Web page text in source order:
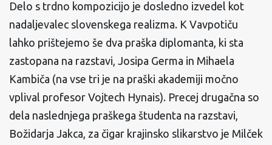
Delo s trdno kompozicijo je dosledno izvedel kot
nadaljevalec slovenskega realizma. K Vavpotiču
lahko prištejemo še dva praška diplomanta, ki sta
zastopana na razstavi, Josipa Germa in Mihaela
Kambiča (na vse tri je na praški akademiji močno
vplival profesor Vojtech Hynais). Precej drugačna so
dela naslednjega praškega študenta na razstavi,
Božidarja Jakca, za čigar krajinsko slikarstvo je Milček